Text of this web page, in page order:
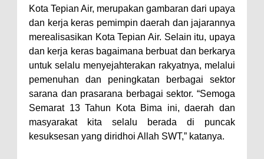
Wali Kota Bima Hadiri Rakornas
Kelautan dan Perikanan
Pemkot Jawab Pandangan
Umum Fraksi DPRD terhadap
Raperda Pertanggungjawaban
Pelaksanaan APBD Kota Bima
Pimpin Upacara HUT
Bhayangkara Ke-80, Kapolres
Kota Tepian Air, merupakan gambaran dari upaya
dan kerja keras pemimpin daerah dan jajarannya
merealisasikan Kota Tepian Air. Selain itu, upaya
dan kerja keras bagaimana berbuat dan berkarya
untuk selalu menyejahterakan rakyatnya, melalui
pemenuhan dan peningkatan berbagai sektor
sarana dan prasarana berbagai sektor. “Semoga
Semarat 13 Tahun Kota Bima ini, daerah dan
masyarakat kita selalu berada di puncak
kesuksesan yang diridhoi Allah SWT,” katanya.